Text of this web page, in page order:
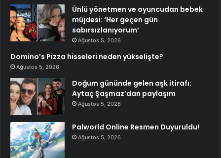
Ünlü yönetmen ve oyuncudan bebek
müjdesi: ‘Her geçen gün
sabırsızlanıyorum’
Ağustos 5, 2026
Domino’s Pizza hisseleri neden yükselişte?
Ağustos 5, 2026
Doğum gününde gelen aşk itirafı:
Aytaç Şaşmaz’dan paylaşım
Ağustos 5, 2026
Palworld Online Resmen Duyuruldu!
Ağustos 5, 2026